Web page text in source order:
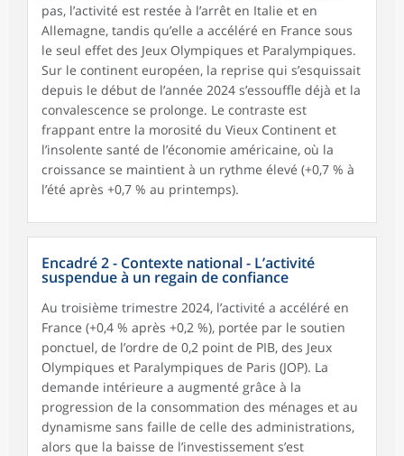
pas, l’activité est restée à l’arrêt en Italie et en
Allemagne, tandis qu’elle a accéléré en France sous
le seul effet des Jeux Olympiques et Paralympiques.
Sur le continent européen, la reprise qui s’esquissait
depuis le début de l’année 2024 s’essouffle déjà et la
convalescence se prolonge. Le contraste est
frappant entre la morosité du Vieux Continent et
l’insolente santé de l’économie américaine, où la
croissance se maintient à un rythme élevé (+0,7 % à
l’été après +0,7 % au printemps).
Encadré 2 - Contexte national - L’activité
suspendue à un regain de confiance
Au troisième trimestre 2024, l’activité a accéléré en
France (+0,4 % après +0,2 %), portée par le soutien
ponctuel, de l’ordre de 0,2 point de PIB, des Jeux
Olympiques et Paralympiques de Paris (JOP). La
demande intérieure a augmenté grâce à la
progression de la consommation des ménages et au
dynamisme sans faille de celle des administrations,
alors que la baisse de l’investissement s’est